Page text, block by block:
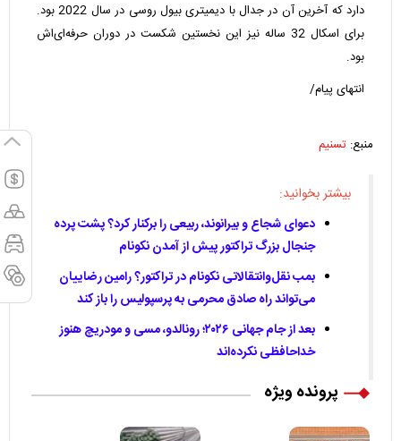
دارد که آخرین آن در جدال با دیمیتری بیول روسی در سال 2022 بود.
برای اسکال 32 ساله نیز این نخستین شکست در دوران حرفه‌ای‌اش
بود.
انتهای پیام/
منبع: تسنیم
بیشتر بخوانید:
دعوای شجاع و بیرانوند، ربیعی را برکنار کرد؟ پشت پرده
جنجال بزرگ تراکتور پیش از آمدن نکونام
بمب نقل‌وانتقالاتی نکونام در تراکتور؟ رامین رضاییان
می‌تواند راه صادق محرمی به پرسپولیس را باز کند
بعد از جام جهانی ۲۰۲۶؛ رونالدو، مسی و مودریچ هنوز
خداحافظی نکرده‌اند
پرونده ویژه